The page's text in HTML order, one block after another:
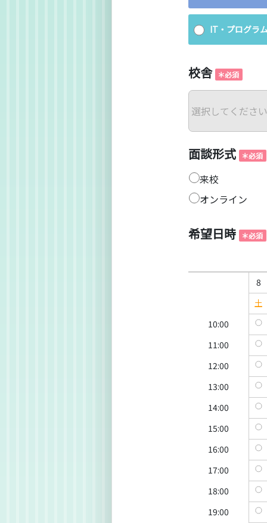
IT・プログラ
校舎
面談形式
来校
オンライン
希望日時
8
土
10:00
11:00
12:00
13:00
14:00
15:00
16:00
17:00
18:00
19:00